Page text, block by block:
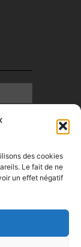
des cookies
Le fait de ne
un effet négatif